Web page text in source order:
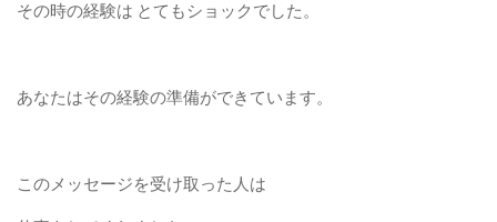
その時の経験は とてもショックでした。
あなたはその経験の準備ができています。
このメッセージを受け取った人は